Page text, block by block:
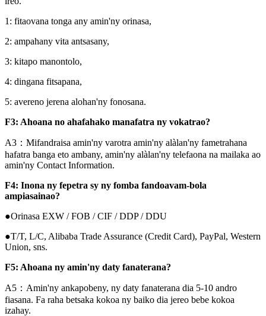
1: fitaovana tonga any amin'ny orinasa,
2: ampahany vita antsasany,
3: kitapo manontolo,
4: dingana fitsapana,
5: avereno jerena alohan'ny fonosana.
F3: Ahoana no ahafahako manafatra ny vokatrao?
A3：Mifandraisa amin'ny varotra amin'ny alàlan'ny fametrahana
hafatra banga eto ambany, amin'ny alàlan'ny telefaona na mailaka ao
amin'ny Contact Information.
F4: Inona ny fepetra sy ny fomba fandoavam-bola
ampiasainao?
●Orinasa EXW / FOB / CIF / DDP / DDU
●T/T, L/C, Alibaba Trade Assurance (Credit Card), PayPal, Western
Union, sns.
F5: Ahoana ny amin'ny daty fanaterana?
A5：Amin'ny ankapobeny, ny daty fanaterana dia 5-10 andro
fiasana. Fa raha betsaka kokoa ny baiko dia jereo bebe kokoa
izahay.